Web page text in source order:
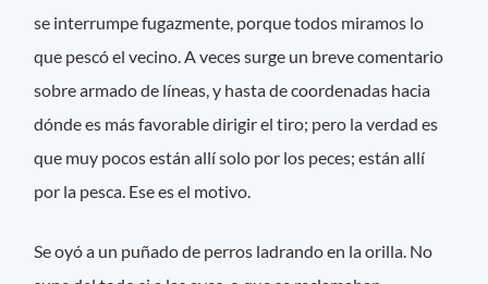
se interrumpe fugazmente, porque todos miramos lo
que pescó el vecino. A veces surge un breve comentario
sobre armado de líneas, y hasta de coordenadas hacia
dónde es más favorable dirigir el tiro; pero la verdad es
que muy pocos están allí solo por los peces; están allí
por la pesca. Ese es el motivo.
Se oyó a un puñado de perros ladrando en la orilla. No